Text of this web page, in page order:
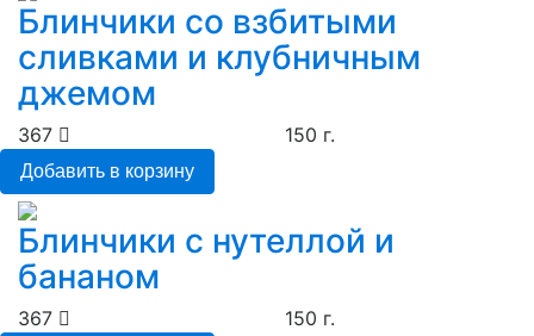
Блинчики со взбитыми
сливками и клубничным
джемом
367 150 г.
Добавить в корзину
Блинчики с нутеллой и
бананом
367 150 г.